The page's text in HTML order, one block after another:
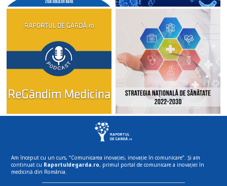
Am început cu un curs, “Comunicarea inovației, inovație în comunicare”. Și am
continuat cu Raportuldegarda.ro, primul portal de comunicare a inovației în
medicină din România.